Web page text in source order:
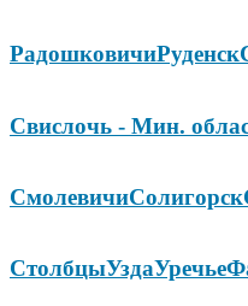
РадошковичиРуденск
Свислочь - Мин.
СмолевичиСолигорск
СтолбцыУздаУречье